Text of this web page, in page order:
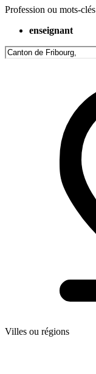
Profession ou mots-clés
enseignant
Villes ou régions